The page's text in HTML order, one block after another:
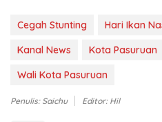
Cegah Stunting Hari Ikan
Kanal News
Kota Pasuruan
Wali Kota Pasuruan
Penulis: Saichu Editor: Hil